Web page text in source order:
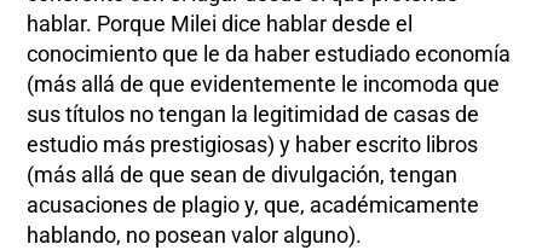
hablar. Porque Milei dice hablar desde el
conocimiento que le da haber estudiado economía
(más allá de que evidentemente le incomoda que
sus títulos no tengan la legitimidad de casas de
estudio más prestigiosas) y haber escrito libros
(más allá de que sean de divulgación, tengan
acusaciones de plagio y, que, académicamente
hablando, no posean valor alguno).